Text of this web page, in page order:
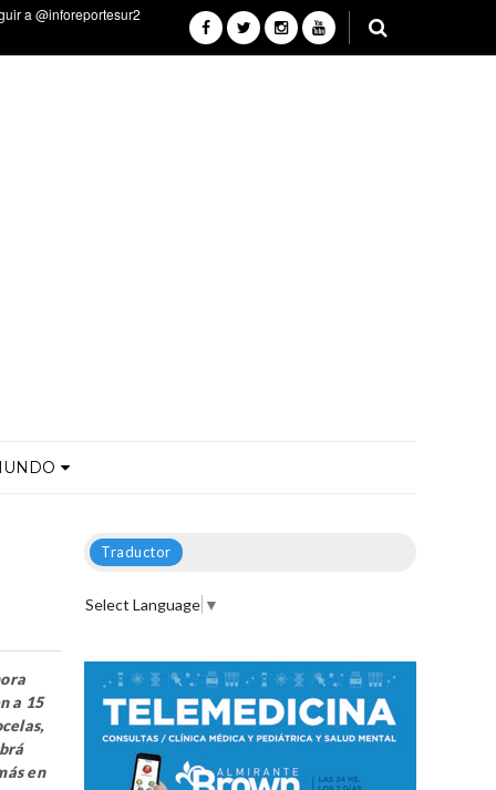
a 15
en
Traductor
Select Language ▼